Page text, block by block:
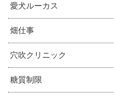
愛犬ルーカス
畑仕事
穴吹クリニック
糖質制限